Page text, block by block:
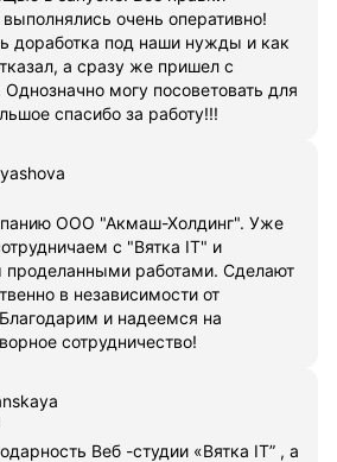
очень оперативно!
доработка под наши нужды и как
а сразу же пришел с
могу посоветовать для
спасибо за работу!!!
ООО "Акмаш-Холдинг". Уже
с "Вятка IT" и
проделанными работами. Сделают
в независимости от
и надеемся на
сотрудничество!
Веб -студии «Вятка IT” , а